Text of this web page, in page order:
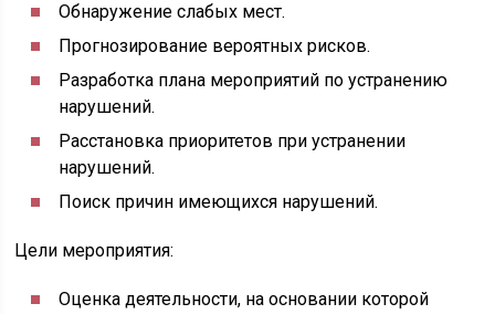
Обнаружение слабых мест.
Прогнозирование вероятных рисков.
Разработка плана мероприятий по устранению
нарушений.
Расстановка приоритетов при устранении
нарушений.
Поиск причин имеющихся нарушений.
Цели мероприятия:
Оценка деятельности, на основании которой